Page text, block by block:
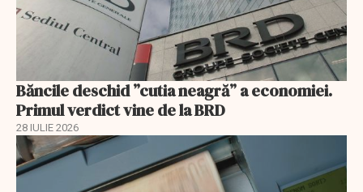
Băncile deschid ”cutia neagră” a economiei.
Primul verdict vine de la BRD
28 IULIE 2026